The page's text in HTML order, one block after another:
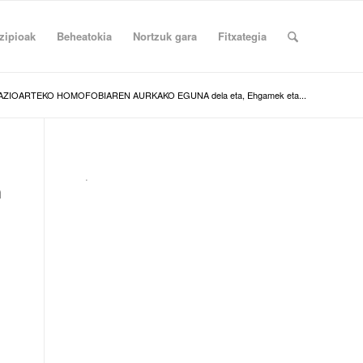
Beheatokia Nortzuk gara Fitxategia
HOMOFOBIAREN AURKAKO EGUNA dela eta, Ehgamek eta...
.